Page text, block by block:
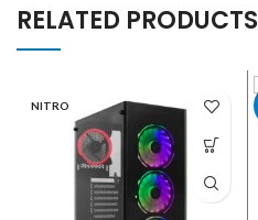
RELATED PRODUCTS
NITRO